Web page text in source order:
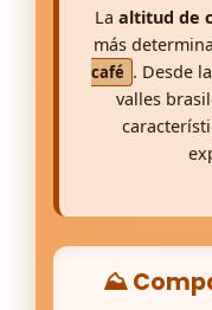
La altitud de
más
café . Desde
valles
⛰️